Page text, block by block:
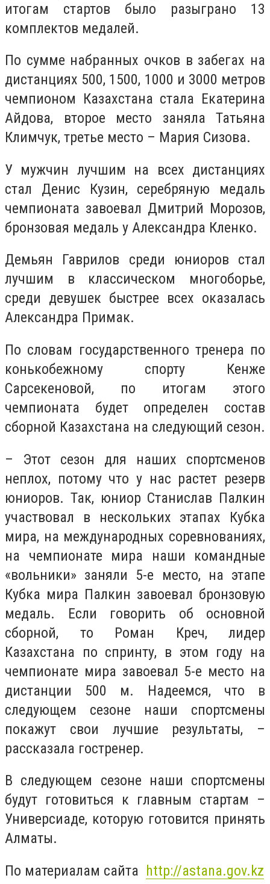
итогам стартов было разыграно 13
комплектов медалей.
По сумме набранных очков в забегах на
дистанциях 500, 1500, 1000 и 3000 метров
чемпионом Казахстана стала Екатерина
Айдова, второе место заняла Татьяна
Климчук, третье место – Мария Сизова.
У мужчин лучшим на всех дистанциях
стал Денис Кузин, серебряную медаль
чемпионата завоевал Дмитрий Морозов,
бронзовая медаль у Александра Кленко.
Демьян Гаврилов среди юниоров стал
лучшим в классическом многоборье,
среди девушек быстрее всех оказалась
Александра Примак.
По словам государственного тренера по
конькобежному спорту Кенже
Сарсекеновой, по итогам этого
чемпионата будет определен состав
сборной Казахстана на следующий сезон.
– Этот сезон для наших спортсменов
неплох, потому что у нас растет резерв
юниоров. Так, юниор Станислав Палкин
участвовал в нескольких этапах Кубка
мира, на международных соревнованиях,
на чемпионате мира наши командные
«вольники» заняли 5-е место, на этапе
Кубка мира Палкин завоевал бронзовую
медаль. Если говорить об основной
сборной, то Роман Креч, лидер
Казахстана по спринту, в этом году на
чемпионате мира завоевал 5-е место на
дистанции 500 м. Надеемся, что в
следующем сезоне наши спортсмены
покажут свои лучшие результаты, –
рассказала гостренер.
В следующем сезоне наши спортсмены
будут готовиться к главным стартам –
Универсиаде, которую готовится принять
Алматы.
По материалам сайта http://astana.gov.kz